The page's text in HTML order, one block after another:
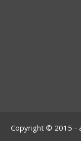
Copyright © 2015 -